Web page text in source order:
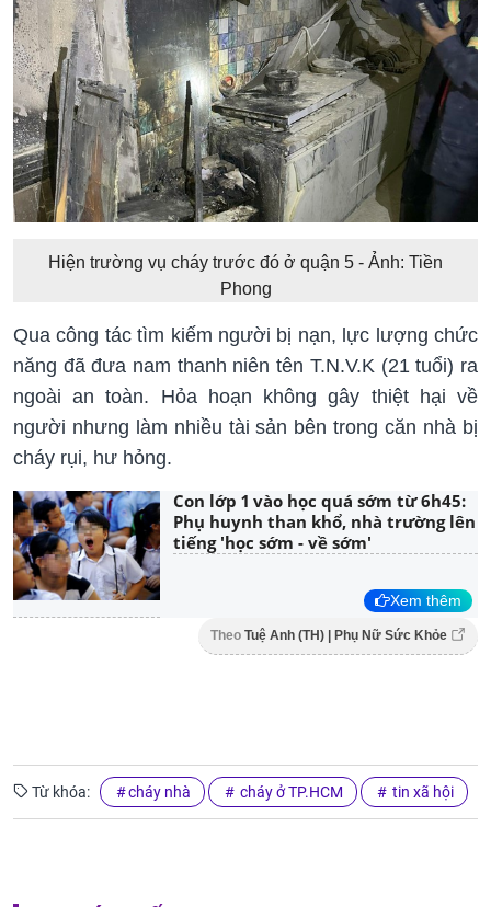
Hiện trường vụ cháy trước đó ở quận 5 - Ảnh: Tiền
Phong
Qua công tác tìm kiếm người bị nạn, lực lượng chức
năng đã đưa nam thanh niên tên T.N.V.K (21 tuổi) ra
ngoài an toàn. Hỏa hoạn không gây thiệt hại về
người nhưng làm nhiều tài sản bên trong căn nhà bị
cháy rụi, hư hỏng.
Con lớp 1 vào học quá sớm từ 6h45:
Phụ huynh than khổ, nhà trường lên
tiếng 'học sớm - về sớm'
Xem thêm
Theo Tuệ Anh (TH) | Phụ Nữ Sức Khỏe
Từ khóa: cháy nhà cháy ở TP.HCM tin xã hội